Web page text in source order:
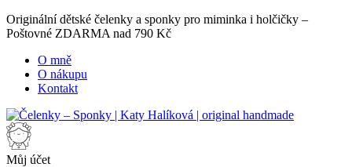
Originální dětské čelenky a sponky pro miminka i holčičky –
Poštovné ZDARMA nad 790 Kč
O mně
O nákupu
Kontakt
Můj účet